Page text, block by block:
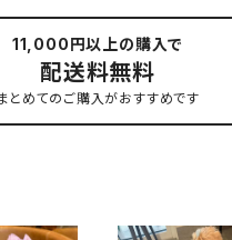
11,000円以上の購入で
配送料無料
とめてのご購入がおすすめです